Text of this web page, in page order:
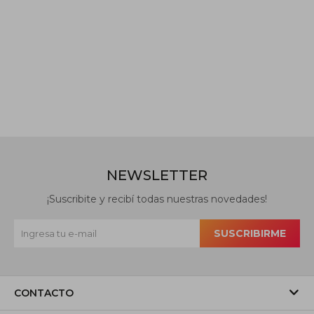
CONTACTO
NEWSLETTER
¡Suscribite y recibí todas nuestras novedades!
SUSCRIBIRME